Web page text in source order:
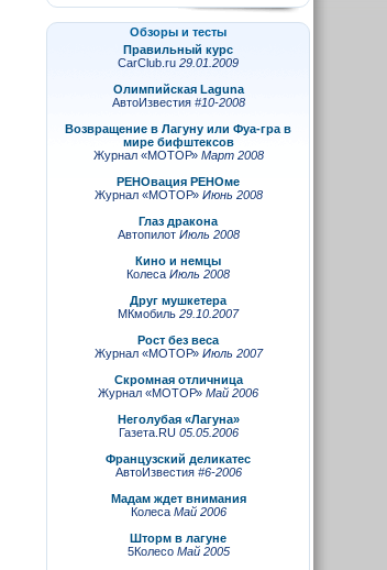
Обзоры и тесты
Правильный курс
CarClub.ru 29.01.2009
Олимпийская Laguna
АвтоИзвестия#10-2008
Возвращение в Лагуну или Фуа-гра в
мире бифштексов
Журнал «МОТОР»Март 2008
РЕНОвация РЕНОме
Журнал «МОТОР»Июнь 2008
Глаз дракона
АвтопилотИюль 2008
Кино и немцы
Колеса Июль 2008
Друг мушкетера
МКмобиль 29.10.2007
Рост без веса
Журнал «МОТОР»Июль 2007
Скромная отличница
Журнал «МОТОР» Май 2006
Неголубая «Лагуна»
Газета.RU 05.05.2006
Французский деликатес
АвтоИзвестия#6-2006
Мадам ждет внимания
КолесаМай 2006
Шторм в лагуне
5КолесоМай 2005